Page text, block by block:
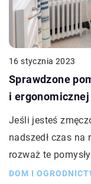
16 stycznia 2023
Sprawdzone
i
Jeśli jesteś
nadszedł czas
rozważ te
DOM I